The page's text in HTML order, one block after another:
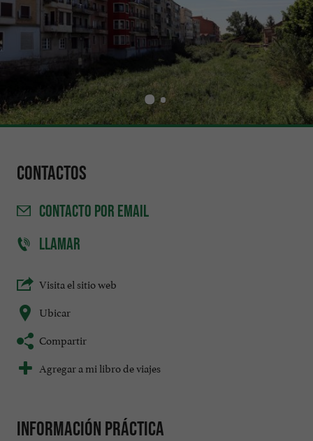
Contactos
CONTACTO POR EMAIL
LLAMAR
Visita el sitio web
Ubicar
Compartir
Agregar a mi libro de viajes
Información práctica